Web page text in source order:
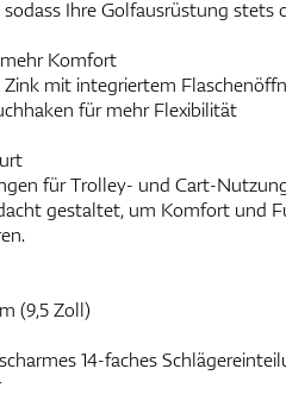
Ihre Golfausrüstung stets
Komfort
Zink mit integriertem
für mehr Flexibilität
für Trolley- und Cart-
gestaltet, um Komfort und
(9,5 Zoll)
14-faches